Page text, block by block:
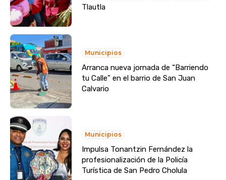
Tlautla
Municipios
Arranca nueva jornada de “Barriendo
tu Calle” en el barrio de San Juan
Calvario
Municipios
Impulsa Tonantzin Fernández la
profesionalización de la Policía
Turística de San Pedro Cholula